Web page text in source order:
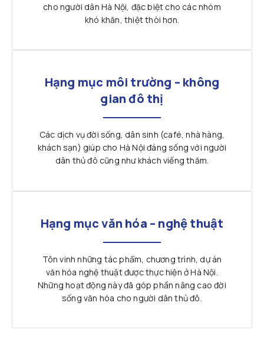
Hạng mục văn hóa – nghệ thuật
Tôn vinh những tác phẩm, chương trình, dự án
văn hóa nghệ thuật được thực hiện ở Hà Nội.
Những hoạt động này đã góp phần nâng cao đời
sống văn hóa cho người dân thủ đô.
Hạng mục môi trường – không
gian đô thị
Các dịch vụ đời sống, dân sinh (café, nhà hàng,
khách sạn) giúp cho Hà Nội đáng sống với người
dân thủ đô cũng như khách viếng thăm.
cho người dân Hà Nội, đặc biệt cho các nhóm
khó khăn, thiệt thòi hơn.